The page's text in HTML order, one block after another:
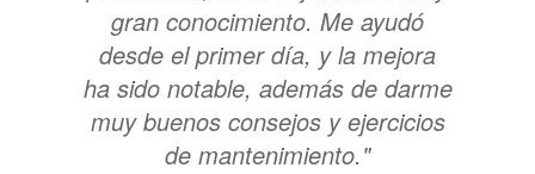
gran conocimiento. Me ayudó
desde el primer día, y la mejora
ha sido notable, además de darme
muy buenos consejos y ejercicios
de mantenimiento."